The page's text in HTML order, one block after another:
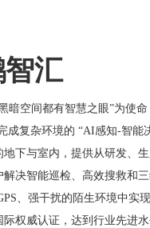
汇
暗空间都有智慧之眼”为使
成复杂环境的 “AI感知-智能
地下与室内，提供从研发、
决智能巡检、高效搜救和三
、强干扰的陌生环境中实
权威认证，达到行业先进